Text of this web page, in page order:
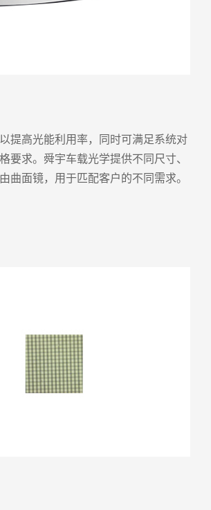
提高光能利用率，同时可满足系统对
要求。舜宇车载光学提供不同尺寸、
曲面镜，用于匹配客户的不同需求。